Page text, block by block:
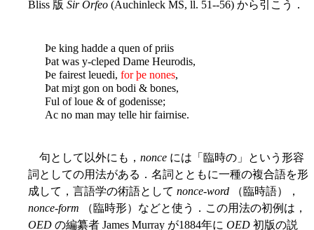
Bliss 版 Sir Orfeo (Auchinleck MS, ll. 51--56) から引こう．
Þe king hadde a quen of priis
Þat was y-cleped Dame Heurodis,
Þe fairest leuedi, for þe nones,
Þat miȝt gon on bodi & bones,
Ful of loue & of godenisse;
Ac no man may telle hir fairnise.
句として以外にも， nonce には「臨時の」という形容
詞としての用法がある．名詞とともに一種の複合語を形
成して，言語学の術語として nonce-word （臨時語），
nonce-form （臨時形）などと使う．この用法の初例は，
OED の編纂者 James Murray が1884年に OED 初版の説